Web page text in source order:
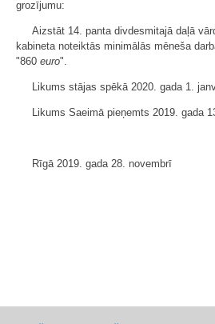
grozījumu:
Aizstāt 14. panta divdesmitajā daļā
kabineta noteiktās minimālās mēneša
"860 euro".
Likums stājas spēkā 2020. gada 1.
Likums Saeimā pieņemts 2019. gada
Rīgā 2019. gada 28. novembrī